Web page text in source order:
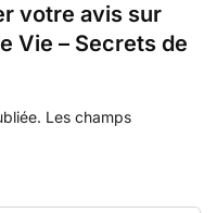
votre avis sur
Vie – Secrets de
Les champs